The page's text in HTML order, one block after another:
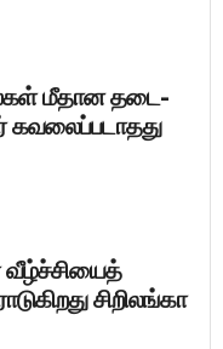
மீதான தடை-
கவலைப்படாதது
வீழ்ச்சியைத்
சிறிலங்கா